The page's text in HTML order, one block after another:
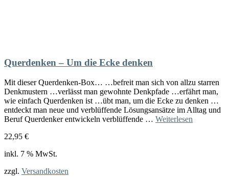
Querdenken – Um die Ecke denken
Mit dieser Querdenken-Box… …befreit man sich von allzu starren
Denkmustern …verlässt man gewohnte Denkpfade …erfährt man,
wie einfach Querdenken ist …übt man, um die Ecke zu denken …
entdeckt man neue und verblüffende Lösungsansätze im Alltag und
Beruf Querdenker entwickeln verblüffende … Weiterlesen
22,95 €
inkl. 7 % MwSt.
zzgl. Versandkosten